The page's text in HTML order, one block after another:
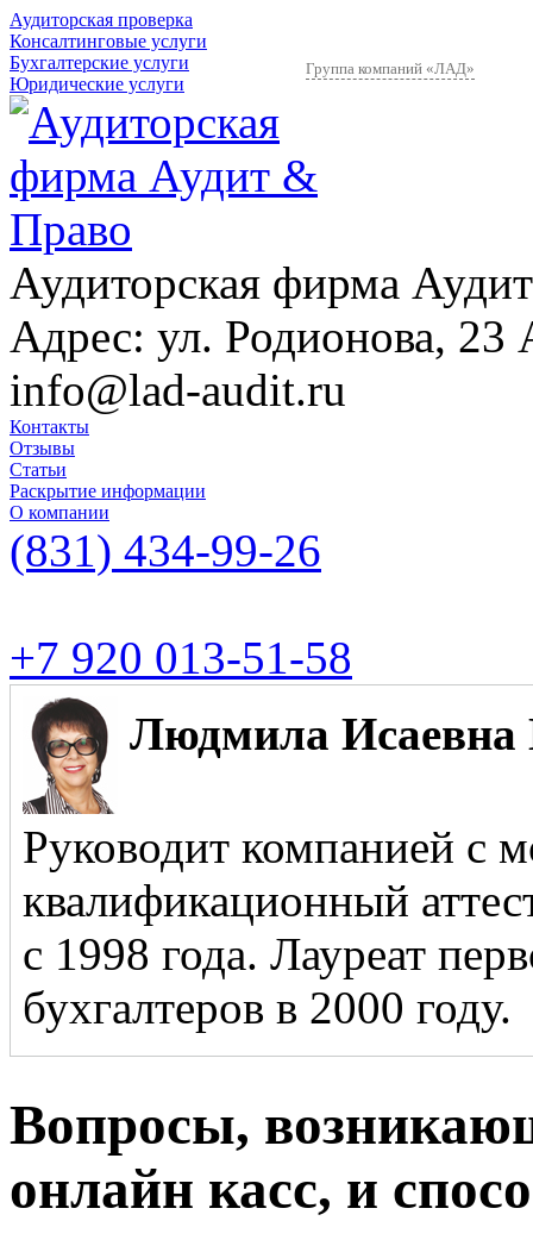
Аудиторская проверка
Консалтинговые услуги
Бухгалтерские услуги
Юридические услуги
Группа компаний «ЛАД»
Аудиторская фирма
Адрес: ул. Родионова, 23
info@lad-audit.ru
Контакты
Отзывы
Статьи
Раскрытие информации
О компании
(831) 434-99-26
+7 920 013-51-58
Людмила Исаевна
Руководит компанией с
квалификационный
с 1998 года. Лауреат
бухгалтеров в 2000 году.
Вопросы,
онлайн касс, и